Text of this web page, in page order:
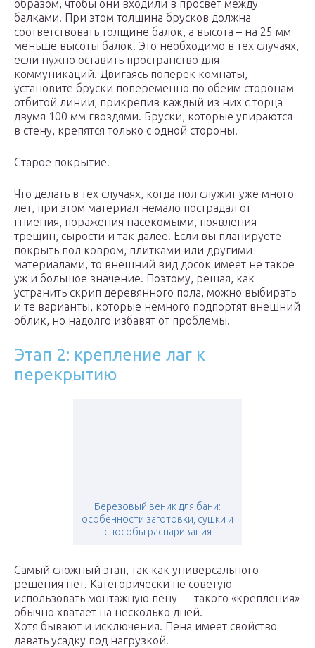
образом, чтобы они входили в просвет между
балками. При этом толщина брусков должна
соответствовать толщине балок, а высота – на 25 мм
меньше высоты балок. Это необходимо в тех случаях,
если нужно оставить пространство для
коммуникаций. Двигаясь поперек комнаты,
установите бруски попеременно по обеим сторонам
отбитой линии, прикрепив каждый из них с торца
двумя 100 мм гвоздями. Бруски, которые упираются
в стену, крепятся только с одной стороны.
Старое покрытие.
Что делать в тех случаях, когда пол служит уже много
лет, при этом материал немало пострадал от
гниения, поражения насекомыми, появления
трещин, сырости и так далее. Если вы планируете
покрыть пол ковром, плитками или другими
материалами, то внешний вид досок имеет не такое
уж и большое значение. Поэтому, решая, как
устранить скрип деревянного пола, можно выбирать
и те варианты, которые немного подпортят внешний
облик, но надолго избавят от проблемы.
Этап 2: крепление лаг к
перекрытию
Березовый веник для бани:
особенности заготовки, сушки и
способы распаривания
Самый сложный этап, так как универсального
решения нет. Категорически не советую
использовать монтажную пену — такого «крепления»
обычно хватает на несколько дней.
Хотя бывают и исключения. Пена имеет свойство
давать усадку под нагрузкой.